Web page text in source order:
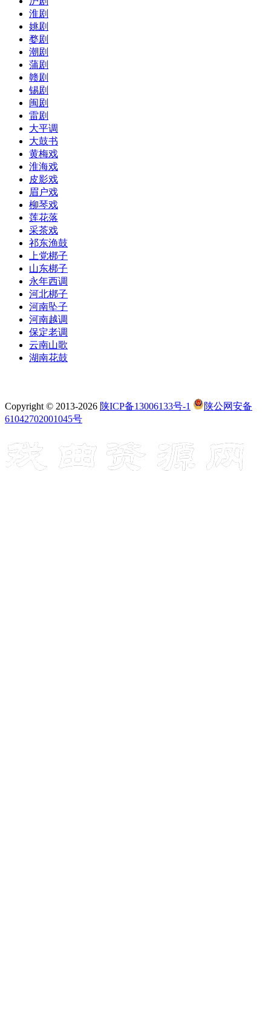
淮剧
姚剧
婺剧
潮剧
蒲剧
赣剧
锡剧
闽剧
雷剧
大平调
大鼓书
黄梅戏
淮海戏
皮影戏
眉户戏
柳琴戏
莲花落
采茶戏
祁东渔鼓
上党梆子
山东梆子
永年西调
河北梆子
河南坠子
河南越调
保定老调
云南山歌
湖南花鼓
Copyright © 2013-2026 陕ICP备13006133号-1
陕公网安备
61042702001045号